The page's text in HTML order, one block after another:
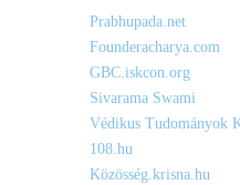
Prabhupada.net
Founderacharya.com
GBC.iskcon.org
Sivarama Swami
Védikus Tudományok
108.hu
Közösség.krisna.hu